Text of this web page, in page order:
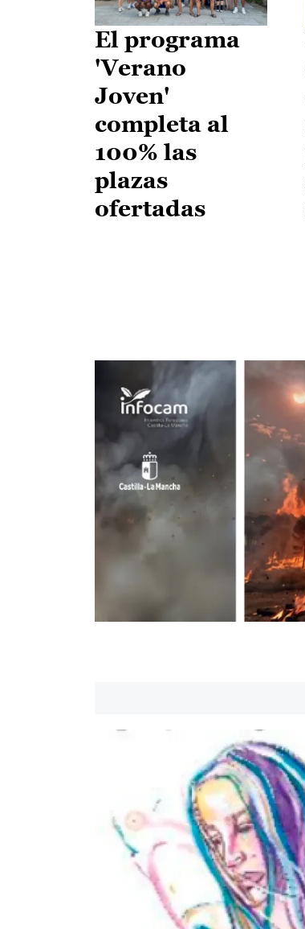
El programa
'Verano
Joven'
completa al
100% las
plazas
ofertadas